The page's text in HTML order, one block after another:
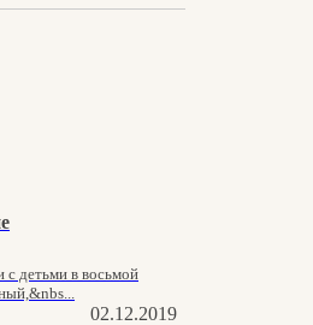
с детьми в восьмой
02.12.2019